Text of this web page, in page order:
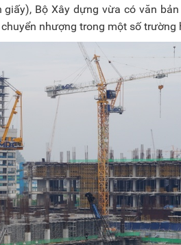
Bộ Xây dựng vừa có văn
nhượng trong một số trường